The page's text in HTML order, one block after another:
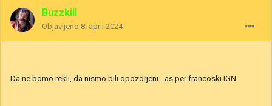
Buzzkill
Objavljeno 8. april 2024
Da ne bomo rekli, da nismo bili opozorjeni - as per francoski IGN.